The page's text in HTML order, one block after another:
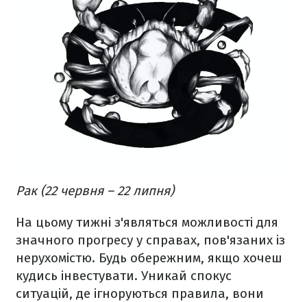
Рак (22 червня – 22 липня)
На цьому тижні з'являться можливості для
значного прогресу у справах, пов'язаних із
нерухомістю. Будь обережним, якщо хочеш
кудись інвестувати. Уникай спокус
ситуацій, де ігноруються правила, вони